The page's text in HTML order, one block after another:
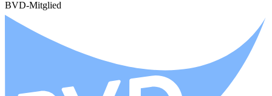
BVD-Mitglied